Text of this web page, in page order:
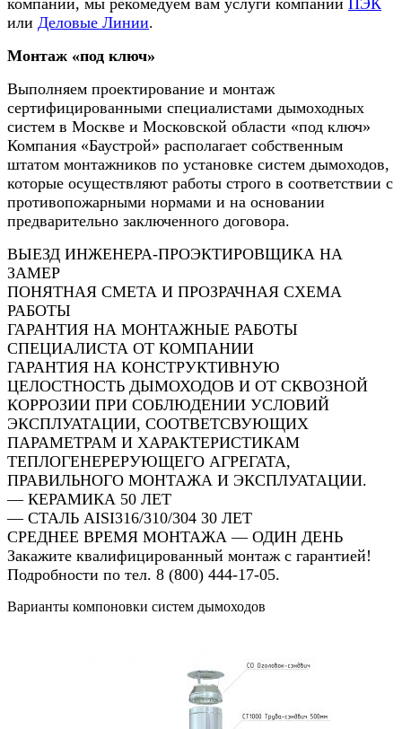
или Деловые Линии.
Монтаж «под ключ»
Выполняем проектирование и монтаж
сертифицированными специалистами дымоходных
систем в Москве и Московской области «под ключ»
Компания «Баустрой» располагает собственным
штатом монтажников по установке систем дымоходов,
которые осуществляют работы строго в соответствии с
противопожарными нормами и на основании
предварительно заключенного договора.
ВЫЕЗД ИНЖЕНЕРА-ПРОЭКТИРОВЩИКА НА
ЗАМЕР
ПОНЯТНАЯ СМЕТА И ПРОЗРАЧНАЯ СХЕМА
РАБОТЫ
ГАРАНТИЯ НА МОНТАЖНЫЕ РАБОТЫ
СПЕЦИАЛИСТА ОТ КОМПАНИИ
ГАРАНТИЯ НА КОНСТРУКТИВНУЮ
ЦЕЛОСТНОСТЬ ДЫМОХОДОВ И ОТ СКВОЗНОЙ
КОРРОЗИИ ПРИ СОБЛЮДЕНИИ УСЛОВИЙ
ЭКСПЛУАТАЦИИ, СООТВЕТСВУЮЩИХ
ПАРАМЕТРАМ И ХАРАКТЕРИСТИКАМ
ТЕПЛОГЕНЕРЕРУЮЩЕГО АГРЕГАТА,
ПРАВИЛЬНОГО МОНТАЖА И ЭКСПЛУАТАЦИИ.
— КЕРАМИКА 50 ЛЕТ
— СТАЛЬ AISI316/310/304 30 ЛЕТ
СРЕДНЕЕ ВРЕМЯ МОНТАЖА — ОДИН ДЕНЬ
Закажите квалифицированный монтаж с гарантией!
Подробности по тел. 8 (800) 444-17-05.
Варианты компоновки систем дымоходов